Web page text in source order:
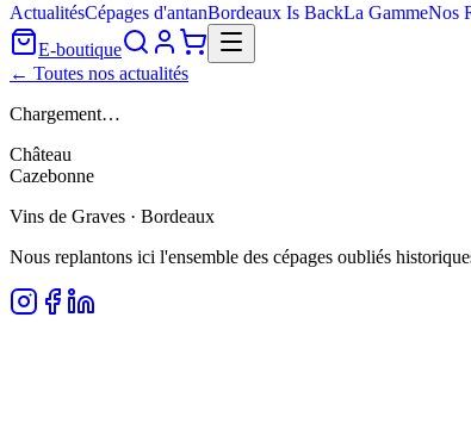
ActualitésCépages d'antanBordeaux Is BackLa GammeNos
E-boutique
← Toutes nos actualités
Chargement…
Château
Cazebonne
Vins de Graves · Bordeaux
Nous replantons ici l'ensemble des cépages oubliés